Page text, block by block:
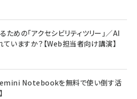
めの「アクセシビリティツリー」／AI
いますか？【Web担当者向け講演】
Notebookを無料で使い倒す活